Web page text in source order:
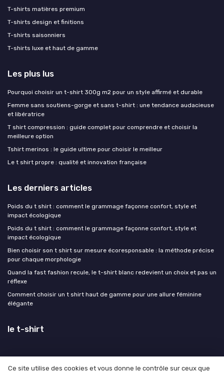
T-shirts matières premium
T-shirts design et finitions
T-shirts saisonniers
T-shirts luxe et haut de gamme
Les plus lus
Pourquoi choisir un t-shirt 300g m2 pour un style affirmé et durable
Femme sans soutiens-gorge et sans t-shirt : une tendance audacieuse
et libératrice
T shirt compression : guide complet pour comprendre et choisir la
meilleure option
Tshirt merinos : le guide ultime pour choisir le meilleur
Le t shirt propre : qualité et innovation française
Les derniers articles
Poids du t shirt : comment le grammage façonne confort, style et
impact écologique
Poids du t shirt : comment le grammage façonne confort, style et
impact écologique
Bien choisir son t shirt sur mesure écoresponsable : la méthode précise
pour chaque morphologie
Quand la fast fashion recule, le t-shirt blanc redevient un choix et pas un
réflexe
Comment choisir un t shirt haut de gamme pour une allure féminine
élégante
le t-shirt
Ce site utilise des cookies et vous donne le contrôle sur ceux que